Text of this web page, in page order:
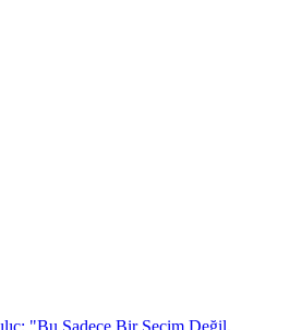
"Bu Sadece Bir Seçim Değil,